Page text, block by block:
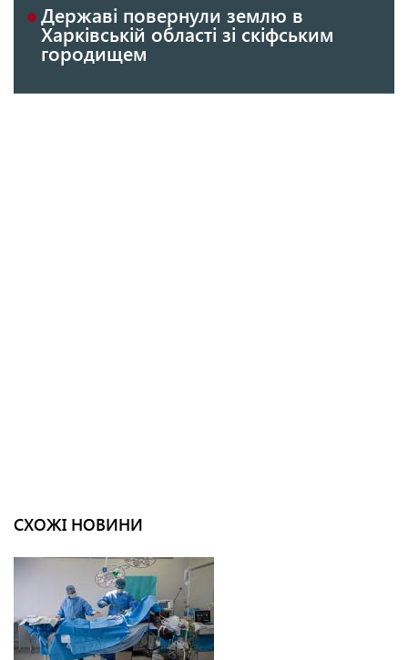
Державі повернули землю в
Харківській області зі скіфським
городищем
СХОЖІ НОВИНИ